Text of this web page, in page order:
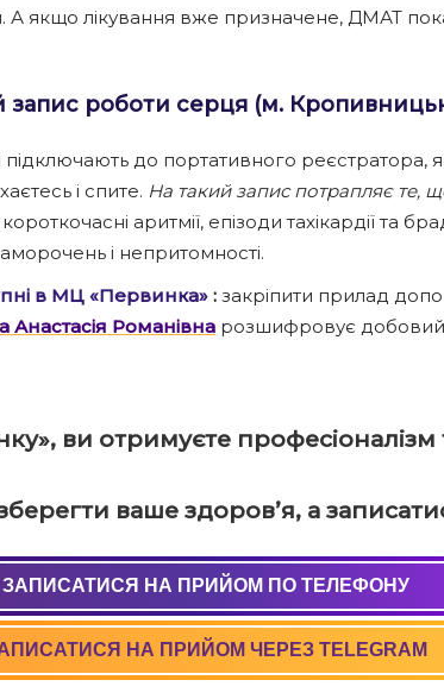
А якщо лікування вже призначене, ДМАТ
роботи серця (м.
підключають до портативного реєстратора,
і спите. На такий запис потрапляє те,
короткочасні аритмії, епізоди тахікардії та
і непритомності.
в МЦ «Первинка» : закріпити прилад
Анастасія Романівна розшифровує добовий
ви отримуєте професіоналізм
ваше здоров’я, а
ЗАПИСАТИСЯ НА ПРИЙОМ ПО ТЕЛЕФОНУ
+38 (050) 037 09 90
НА ПРИЙОМ ЧЕРЕЗ TELEGRAM